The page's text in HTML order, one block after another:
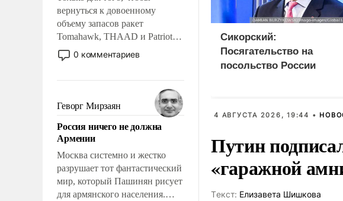
вернуться к довоенному
объему запасов ракет
Tomahawk, THAAD и Patriot
США потребуется более трех
лет. Даже небольшая война с
Сложившаяся ситуация
означает многолетний период
уязвимости США, например,
перед Китаем.
0 комментариев
Геворг Мирзаян
Россия ничего не должна
Армении
Москва системно и жестко
разрушает тот фантастический
мир, который Пашинян рисует
для армянского населения.
Сикорский:
Посягательство на
посольство России
4 АВГУСТА 2026, 19:44 •
Путин
«гаражной
Tекст: Елизавета Шишкова